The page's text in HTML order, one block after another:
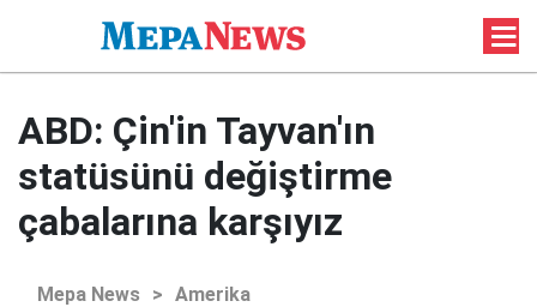
ABD: Çin'in Tayvan'ın
statüsünü değiştirme
çabalarına karşıyız
Mepa News > Amerika